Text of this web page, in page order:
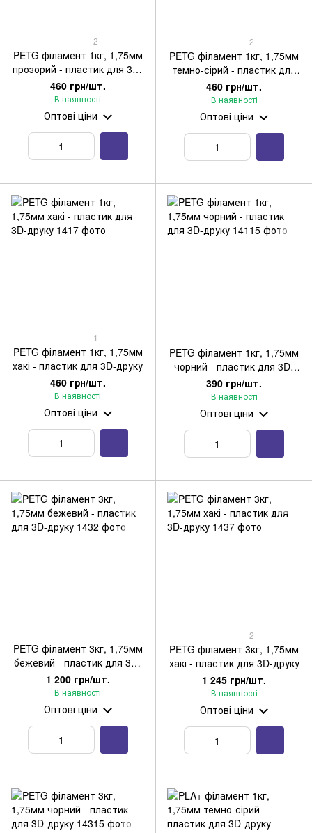
2
PETG філамент 1кг, 1,75мм
прозорий - пластик для 3D-
друку
460 грн/шт.
В наявності
Оптові ціни
2
PETG філамент 1кг, 1,75мм
темно-сірий - пластик для
3D-друку
460 грн/шт.
В наявності
Оптові ціни
1
PETG філамент 1кг, 1,75мм
хакі - пластик для 3D-друку
460 грн/шт.
В наявності
Оптові ціни
PETG філамент 1кг, 1,75мм
чорний - пластик для 3D-
друку
390 грн/шт.
В наявності
Оптові ціни
PETG філамент 3кг, 1,75мм
бежевий - пластик для 3D-
друку
1 200 грн/шт.
В наявності
Оптові ціни
2
PETG філамент 3кг, 1,75мм
хакі - пластик для 3D-друку
1 245 грн/шт.
В наявності
Оптові ціни